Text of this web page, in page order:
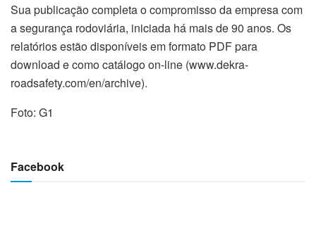
Sua publicação completa o compromisso da empresa com
a segurança rodoviária, iniciada há mais de 90 anos. Os
relatórios estão disponíveis em formato PDF para
download e como catálogo on-line (www.dekra-
roadsafety.com/en/archive).
Foto: G1
Facebook